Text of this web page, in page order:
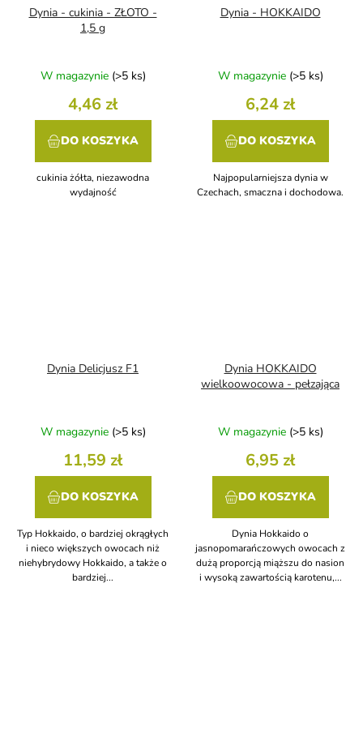
Dynia - cukinia - ZŁOTO -
1,5 g
W magazynie (>5 ks)
4,46 zł
DO KOSZYKA
cukinia żółta, niezawodna
wydajność
Dynia - HOKKAIDO
W magazynie (>5 ks)
6,24 zł
DO KOSZYKA
Najpopularniejsza dynia w
Czechach, smaczna i dochodowa.
Dynia Delicjusz F1
W magazynie (>5 ks)
11,59 zł
DO KOSZYKA
Typ Hokkaido, o bardziej okrągłych
i nieco większych owocach niż
niehybrydowy Hokkaido, a także o
bardziej...
Dynia HOKKAIDO
wielkoowocowa - pełzająca
W magazynie (>5 ks)
6,95 zł
DO KOSZYKA
Dynia Hokkaido o
jasnopomarańczowych owocach z
dużą proporcją miąższu do nasion
i wysoką zawartością karotenu,...